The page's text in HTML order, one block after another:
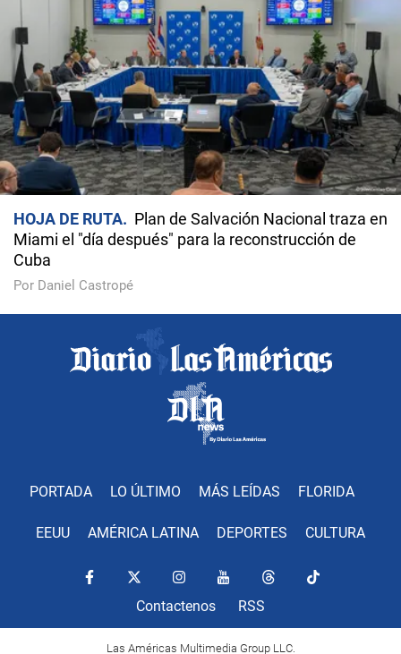
HOJA DE RUTA
Plan de Salvación Nacional traza en
Miami el "día después" para la reconstrucción de
Cuba
Por Daniel Castropé
PORTADA LO ÚLTIMO MÁS LEÍDAS FLORIDA
EEUU AMÉRICA LATINA DEPORTES CULTURA
Contactenos RSS
Las Américas Multimedia Group LLC.